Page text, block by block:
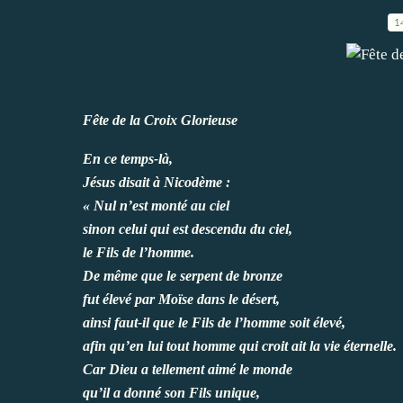
Fête de la Croix Glorieuse
En ce temps-là,
Jésus disait à Nicodème :
« Nul n’est monté au ciel
sinon celui qui est descendu du ciel,
le Fils de l’homme.
De même que le serpent de bronze
fut élevé par Moïse dans le désert,
ainsi faut-il que le Fils de l’homme soit élevé,
afin qu’en lui tout homme qui croit ait la vie éternelle.
Car Dieu a tellement aimé le monde
qu’il a donné son Fils unique,